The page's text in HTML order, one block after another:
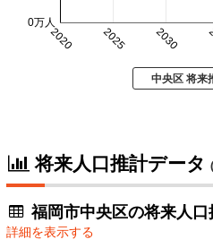
2020 2025 2030
0万人
中央区 将来
将来人口推計データ
福岡市中央区の将来人
詳細を表示する